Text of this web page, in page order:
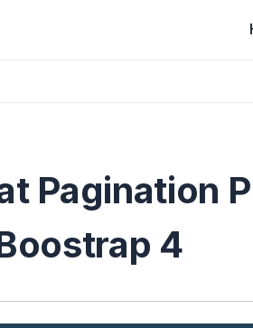
Pagination
4